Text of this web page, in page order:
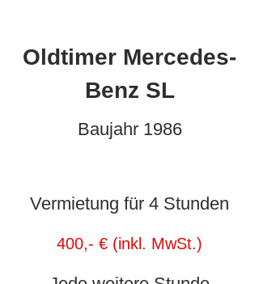
Oldtimer Mercedes-
Benz SL
Baujahr 1986
Vermietung für 4 Stunden
400,- € (inkl. MwSt.)